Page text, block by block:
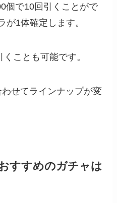
個で10回引くことがで
が1体確定します。
ことも可能です。
せてラインナップが変
すすめのガチャは